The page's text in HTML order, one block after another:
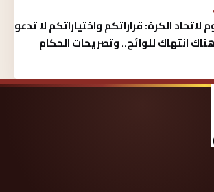
لاتحاد الكرة:‏ قراراتكم واختياراتكم لا تدعو
انتهاك للوائح.. وتصريحات الحكام